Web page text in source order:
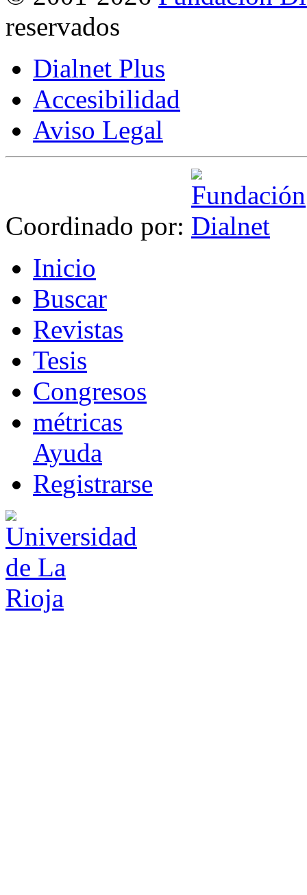
reservados
Dialnet Plus
Accesibilidad
Aviso Legal
Coordinado por:
Inicio
Buscar
Revistas
Tesis
Congresos
métricas
Ayuda
Registrarse